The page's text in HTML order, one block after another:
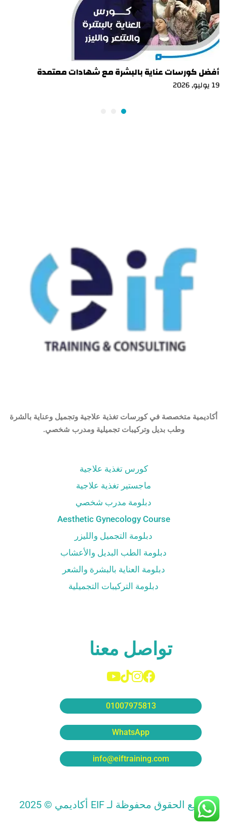
أفضل كورسات عناية بالبشرة مع شهادات معتمدة
19 يوليو, 2026
أكاديمية متخصصة في كورسات تغذية علاجية وتجميل وعناية بالشرة
وطب بديل وتركيبات تجميلية ومدرب شخصي.
كورس تغذية علاجية
ماجستير تغذية علاجية
دبلومة مدرب شخصي
Aesthetic Gynecology Course
دبلومة التجميل والليزر
دبلومة الطب البديل والأعشاب
دبلومة العناية بالبشرة والشعر
دبلومة التركيبات التجميلية
تواصل معنا
01007975813
WhatsApp
info@eiftraining.com
جميع الحقوق محفوظة لـ EIF أكاديمي © 2025